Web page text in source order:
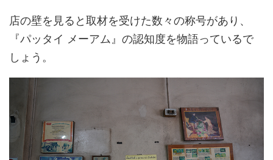
店の壁を見ると取材を受けた数々の称号があり、
『パッタイ メーアム』の認知度を物語っているで
しょう。